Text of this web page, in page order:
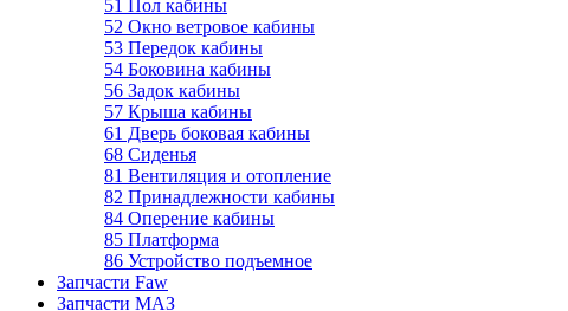
51 Пол кабины
52 Окно ветровое кабины
53 Передок кабины
54 Боковина кабины
56 Задок кабины
57 Крыша кабины
61 Дверь боковая кабины
68 Сиденья
81 Вентиляция и отопление
82 Принадлежности кабины
84 Оперение кабины
85 Платформа
86 Устройство подъемное
Запчасти Faw
Запчасти МАЗ